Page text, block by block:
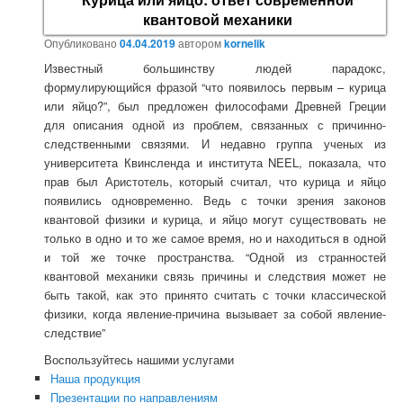
квантовой механики
Опубликовано04.04.2019авторомkornelik
Известный большинству людей парадокс,
формулирующийся фразой “что появилось первым – курица
или яйцо?”, был предложен философами Древней Греции
для описания одной из проблем, связанных с причинно-
следственными связями. И недавно группа ученых из
университета Квинсленда и института NEEL, показала, что
прав был Аристотель, который считал, что курица и яйцо
появились одновременно. Ведь с точки зрения законов
квантовой физики и курица, и яйцо могут существовать не
только в одно и то же самое время, но и находиться в одной
и той же точке пространства. “Одной из странностей
квантовой механики связь причины и следствия может не
быть такой, как это принято считать с точки классической
физики, когда явление-причина вызывает за собой явление-
следствие”
Воспользуйтесь нашими услугами
Наша продукция
Презентации по направлениям